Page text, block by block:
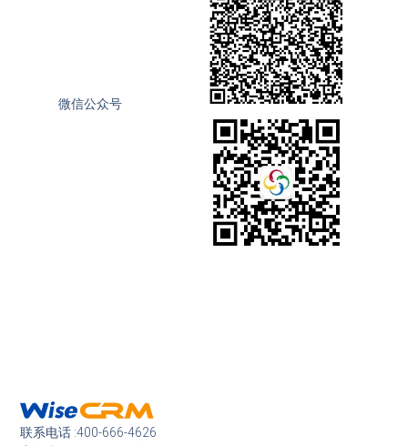
联系电话 :400-666-4626
微信公众号